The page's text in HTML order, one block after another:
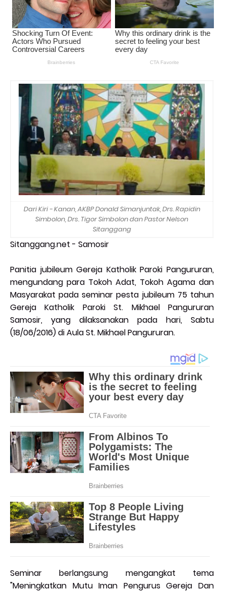
Dari Kiri - Kanan, AKBP Donald Simanjuntak, Drs. Rapidin
Simbolon, Drs. Tigor Simbolon dan Pastor Nelson
Sitanggang
Sitanggang.net - Samosir
Panitia jubileum Gereja Katholik Paroki Pangururan,
mengundang para Tokoh Adat, Tokoh Agama dan
Masyarakat pada seminar pesta jubileum 75 tahun
Gereja Katholik Paroki St. Mikhael Pangururan
Samosir, yang dilaksanakan pada hari, Sabtu
(18/06/2016) di Aula St. Mikhael Pangururan.
Seminar berlangsung mengangkat tema
"Meningkatkan Mutu Iman Pengurus Gereja Dan